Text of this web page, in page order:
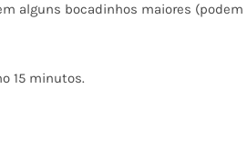
alguns bocadinhos maiores
15 minutos.